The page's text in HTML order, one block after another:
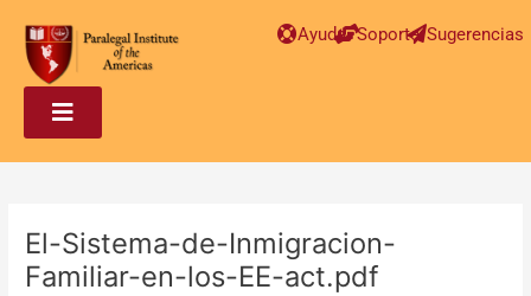
Ayuda Soporte Sugerencias
El-Sistema-de-Inmigracion-
Familiar-en-los-EE-act.pdf
navigation